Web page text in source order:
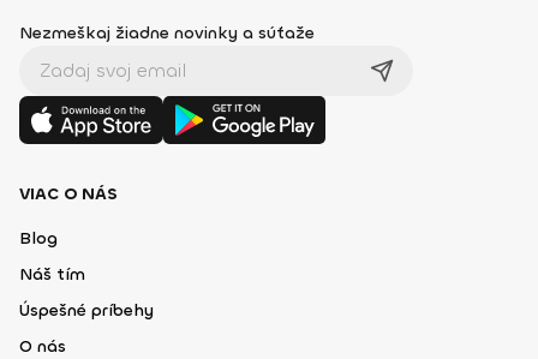
Nezmeškaj žiadne novinky a súťaže
VIAC O NÁS
Blog
Náš tím
Úspešné príbehy
O nás